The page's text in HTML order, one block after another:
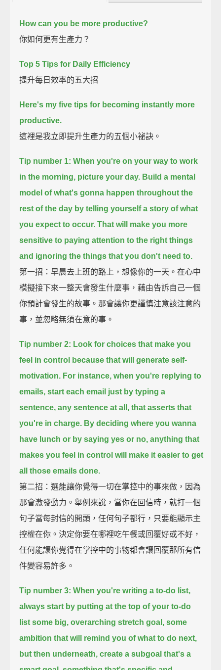
How can you be more productive?
你如何更有生產力？
Top 5 Tips for Daily Efficiency
提升每日效率的五大招
Here's my five tips for becoming instantly more
productive.
這裡是我立即提升生產力的五個小祕訣。
Tip number 1: When you're on your way to work
in the morning, picture your day. Build a mental
model of what's gonna happen throughout the
rest of the day by telling yourself a story of what
you expect to occur. That will make you more
sensitive to paying attention to the right things
and ignoring the things that you don't need to.
第一招：早晨去上班的路上，想像你的一天。在心中
模擬接下來一整天會發生什麼事，藉由告訴自己一個
你預計會發生的故事。那會讓你更謹慎注意該注意的
事，並忽略無須在意的事。
Tip number 2: Look for choices that make you
feel in control
because that will generate self-
motivation. For instance, when you're replying to
emails, start each email just by typing a
sentence, any sentence at all, that asserts that
you're in charge. By deciding where you wanna
have lunch or by saying yes or no, anything that
makes you feel in control will make it easier to get
all those emails done.
第二招：選能讓你覺得一切在掌控中的事來做，因為
那會激發動力。舉例來說，當你在回信時，就打一個
句子當每封信的開頭，任何句子都行，只要能顯示主
控權在你。決定你要在哪裡吃午餐或回覆好或不好，
任何能讓你覺得在掌控中的事物都會讓回覆那所有信
件變容易許多。
Tip number 3: When you're writing a to-do list,
always start by putting at the top of your to-do
list some big, overarching stretch goal, some
ambition that will remind you of what to do next,
but then underneath, create a subgoal that's a